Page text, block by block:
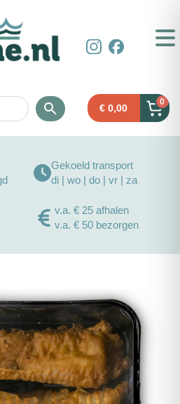
€ 0,00
0
Gekoeld transport
di | wo | do | vr | za
v.a. € 25 afhalen
v.a. € 50 bezorgen